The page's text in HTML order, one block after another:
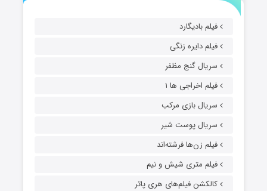
فیلم بادیگارد
فیلم دایره زنگی
سریال گنج مظفر
فیلم اخراجی ها ۱
سریال بازی مرکب
سریال پوست شیر
فیلم زن‌ها فرشته‌اند
فیلم متری شیش و نیم
کالکشن فیلم‌های هری پاتر